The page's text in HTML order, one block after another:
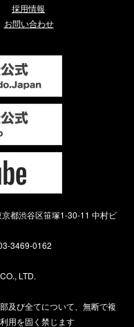
採用情報
お問い合わせ
都渋谷区笹塚1-30-11 中村ビ
3469-0162
LTD.
及び全てについて、無断で複
用を固く禁じます